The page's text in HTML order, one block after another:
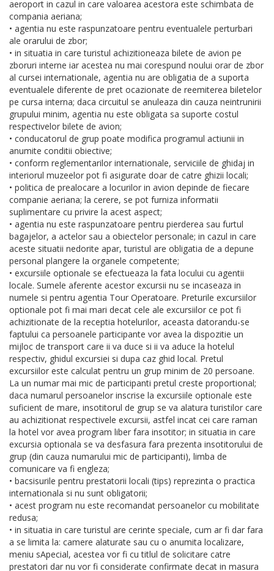
aeroport in cazul in care valoarea acestora este schimbata de
compania aeriana;
• agentia nu este raspunzatoare pentru eventualele perturbari
ale orarului de zbor;
• in situatia in care turistul achizitioneaza bilete de avion pe
zboruri interne iar acestea nu mai corespund noului orar de zbor
al cursei internationale, agentia nu are obligatia de a suporta
eventualele diferente de pret ocazionate de reemiterea biletelor
pe cursa interna; daca circuitul se anuleaza din cauza neintrunirii
grupului minim, agentia nu este obligata sa suporte costul
respectivelor bilete de avion;
• conducatorul de grup poate modifica programul actiunii in
anumite conditii obiective;
• conform reglementarilor internationale, serviciile de ghidaj in
interiorul muzeelor pot fi asigurate doar de catre ghizii locali;
• politica de prealocare a locurilor in avion depinde de fiecare
companie aeriana; la cerere, se pot furniza informatii
suplimentare cu privire la acest aspect;
• agentia nu este raspunzatoare pentru pierderea sau furtul
bagajelor, a actelor sau a obiectelor personale; in cazul in care
aceste situatii nedorite apar, turistul are obligatia de a depune
personal plangere la organele competente;
• excursiile optionale se efectueaza la fata locului cu agentii
locale. Sumele aferente acestor excursii nu se incaseaza in
numele si pentru agentia Tour Operatoare. Preturile excursiilor
optionale pot fi mai mari decat cele ale excursiilor ce pot fi
achizitionate de la receptia hotelurilor, aceasta datorandu-se
faptului ca persoanele participante vor avea la dispozitie un
mijloc de transport care ii va duce si ii va aduce la hotelul
respectiv, ghidul excursiei si dupa caz ghid local. Pretul
excursiilor este calculat pentru un grup minim de 20 persoane.
La un numar mai mic de participanti pretul creste proportional;
daca numarul persoanelor inscrise la excursiile optionale este
suficient de mare, insotitorul de grup se va alatura turistilor care
au achizitionat respectivele excursii, astfel incat cei care raman
la hotel vor avea program liber fara insotitor; in situatia in care
excursia optionala se va desfasura fara prezenta insotitorului de
grup (din cauza numarului mic de participanti), limba de
comunicare va fi engleza;
• bacsisurile pentru prestatorii locali (tips) reprezinta o practica
internationala si nu sunt obligatorii;
• acest program nu este recomandat persoanelor cu mobilitate
redusa;
• in situatia in care turistul are cerinte speciale, cum ar fi dar fara
a se limita la: camere alaturate sau cu o anumita localizare,
meniu sApecial, acestea vor fi cu titlul de solicitare catre
prestatori dar nu vor fi considerate confirmate decat in masura